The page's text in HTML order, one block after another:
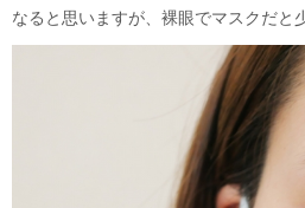
なると思いますが、裸眼でマスクだと